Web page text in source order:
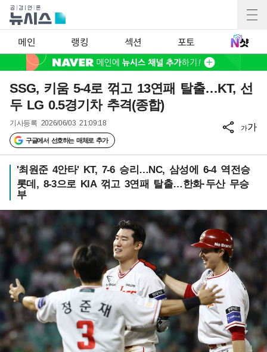
메인 랭킹 섹션 포토
SSG, 키움 5-4로 꺾고 13연패 탈출…KT, 선
두 LG 0.5경기차 추격(종합)
기사등록 2026/06/03 21:09:18
구글에서 선호하는 매체로 추가
가가
'최원준 4안타' KT, 7-6 승리…NC, 삼성에 6-4 역전승
롯데, 8-3으로 KIA 꺾고 3연패 탈출…한화·두산 무승
부